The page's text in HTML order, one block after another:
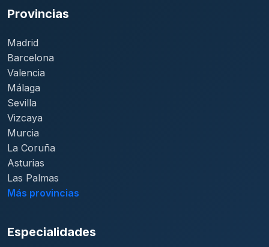
Provincias
Madrid
Barcelona
Valencia
Málaga
Sevilla
Vizcaya
Murcia
La Coruña
Asturias
Las Palmas
Más provincias
Especialidades